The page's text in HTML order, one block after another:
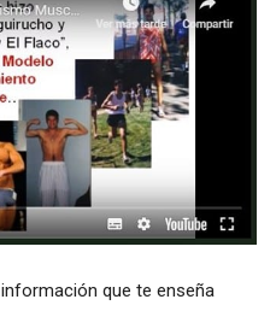
información que te enseña